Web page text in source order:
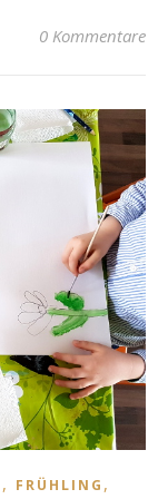
0 Kommentare
, FRÜHLING ,